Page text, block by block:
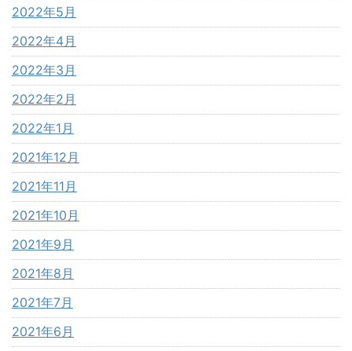
2022年5月
2022年4月
2022年3月
2022年2月
2022年1月
2021年12月
2021年11月
2021年10月
2021年9月
2021年8月
2021年7月
2021年6月